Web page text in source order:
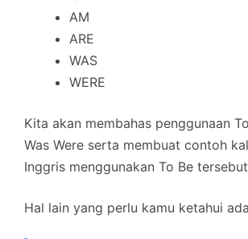
AM
ARE
WAS
WERE
Kita akan membahas penggunaan
Was Were serta membuat contoh
Inggris menggunakan To Be
Hal lain yang perlu kamu ketahui